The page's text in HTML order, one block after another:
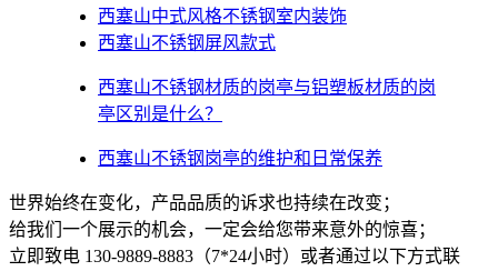
西塞山中式风格不锈钢室内装饰
西塞山不锈钢屏风款式
西塞山不锈钢材质的岗亭与铝塑板材质的岗
亭区别是什么？
西塞山不锈钢岗亭的维护和日常保养
世界始终在变化，产品品质的诉求也持续在改变；
给我们一个展示的机会，一定会给您带来意外的惊喜；
立即致电 130-9889-8883（7*24小时）或者通过以下方式联